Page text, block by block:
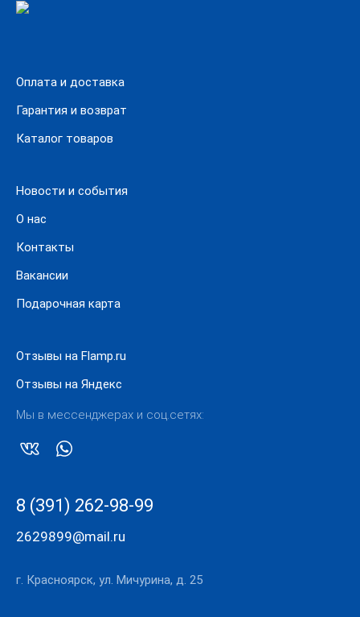
Оплата и доставка
Гарантия и возврат
Каталог товаров
Новости и события
О нас
Контакты
Вакансии
Подарочная карта
Отзывы на Flamp.ru
Отзывы на Яндекс
Мы в мессенджерах и соц.сетях:
8 (391) 262-98-99
2629899@mail.ru
г. Красноярск, ул. Мичурина, д. 25